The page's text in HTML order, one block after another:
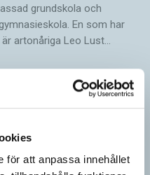
för att anpassa innehållet
grundskola och
En som har
artonåriga Leo Lust…